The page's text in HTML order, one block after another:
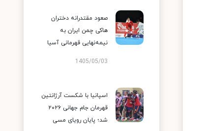
صعود مقتدرانه دختران
هاکی چمن ایران به
نیمه‌نهایی قهرمانی آسیا
1405/05/03
اسپانیا با شکست آرژانتین
قهرمان جام جهانی ۲۰۲۶
شد؛ پایان رویای مسی